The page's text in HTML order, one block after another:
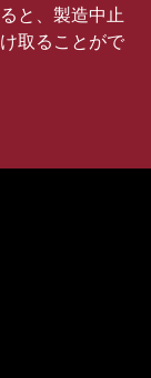
と、製造中止
取ることがで